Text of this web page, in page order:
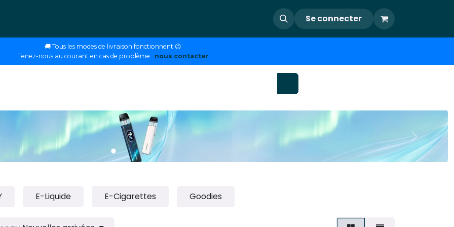
Se connecter
🚚 Tous les modes de livraison fonctionnent 😉
Tenez-nous au courant en cas de problème : nous contacter
Suivant
E-Liquide E-Cigarettes Goodies